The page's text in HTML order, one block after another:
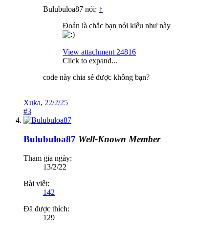
Bulubuloa87 nói: ↑
Đoán là chắc bạn nói kiểu như này
View attachment 24816
Click to expand...
code này chia sẻ được không bạn?
Xuka, 22/2/25
#3
Bulubuloa87 Well-Known Member
Tham gia ngày:
13/2/22
Bài viết:
142
Đã được thích:
129